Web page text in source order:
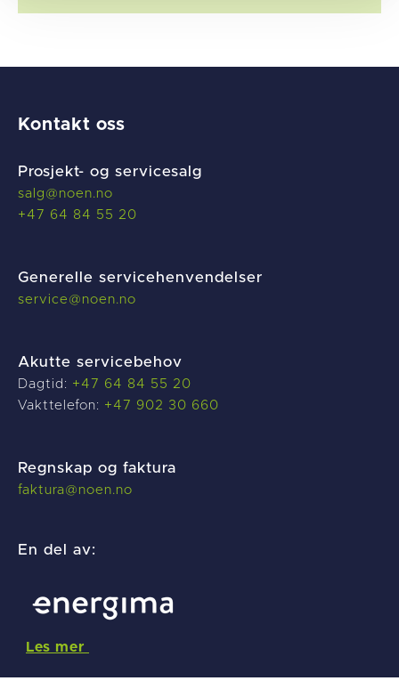
Kontakt oss
Prosjekt- og servicesalg
salg@noen.no
+47 64 84 55 20
Generelle servicehenvendelser
service@noen.no
Akutte servicebehov
Dagtid: +47 64 84 55 20
Vakttelefon: +47 902 30 660
Regnskap og faktura
faktura@noen.no
En del av:
Les mer